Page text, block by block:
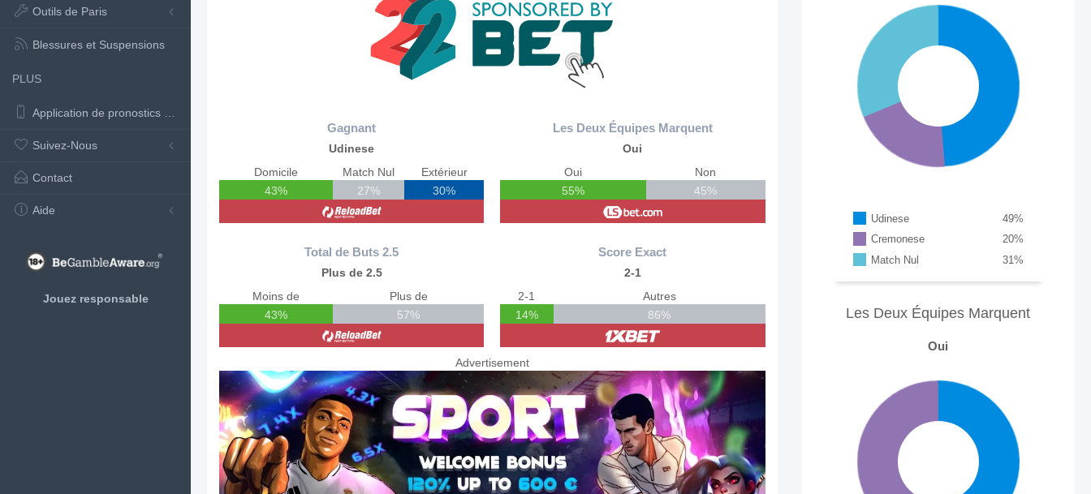
Outils de Paris
Blessures et Suspensions
PLUS
Application de pronostics de football
Suivez-Nous
Contact
Aide
Jouez responsable
Gagnant
Udinese
Domicile
43%
Match Nul
27%
Extérieur
30%
Total de Buts 2.5
Plus de 2.5
Moins de
43%
Plus de
57%
Les Deux Équipes Marquent
Oui
Oui
55%
Non
45%
Score Exact
2-1
2-1
14%
Autres
86%
Advertisement
Udinese %
49
Cremonese
%
20
Match Nul
%
31
Les Deux Équipes Marquent
Oui